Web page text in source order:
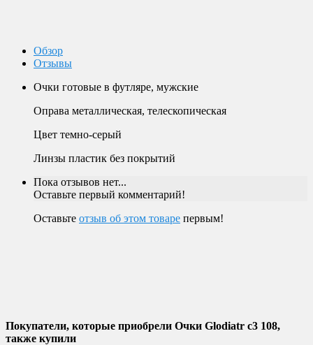
Обзор
Отзывы
Очки готовые в футляре, мужские
Оправа металлическая, телескопическая
Цвет темно-серый
Линзы пластик без покрытий
Пока отзывов нет...
Оставьте первый комментарий!
Оставьте отзыв об этом товаре первым!
Покупатели, которые приобрели Очки Glodiatr c3 108,
также купили